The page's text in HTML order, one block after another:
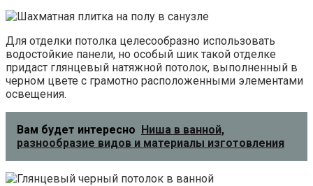
Для отделки потолка целесообразно использовать
водостойкие панели, но особый шик такой отделке
придаст глянцевый натяжной потолок, выполненный в
черном цвете с грамотно расположенными элементами
освещения.
Вам будет интересно Ниша в ванной,
разнообразие видов и материалы изготовления